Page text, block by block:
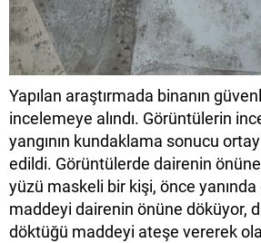
Yapılan araştırmada binanın
incelemeye alındı. Görüntülerin
yangının kundaklama sonucu
edildi. Görüntülerde dairenin
yüzü maskeli bir kişi, önce yanında
maddeyi dairenin önüne döküyor,
döktüğü maddeyi ateşe vererek